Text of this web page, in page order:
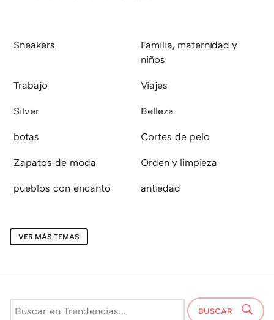
Sneakers
Familia, maternidad y
niños
Trabajo Viajes
Silver Belleza
botas Cortes de pelo
Zapatos de moda Orden y limpieza
pueblos con encanto antiedad
VER MÁS TEMAS
BUSCAR